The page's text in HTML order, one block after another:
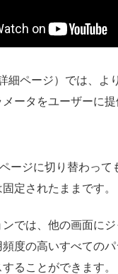
細ページ）では、よ
メータをユーザーに提
ージに切り替わって
定されたままです。
では、他の画面にジ
頻度の高いすべての
ることができます。